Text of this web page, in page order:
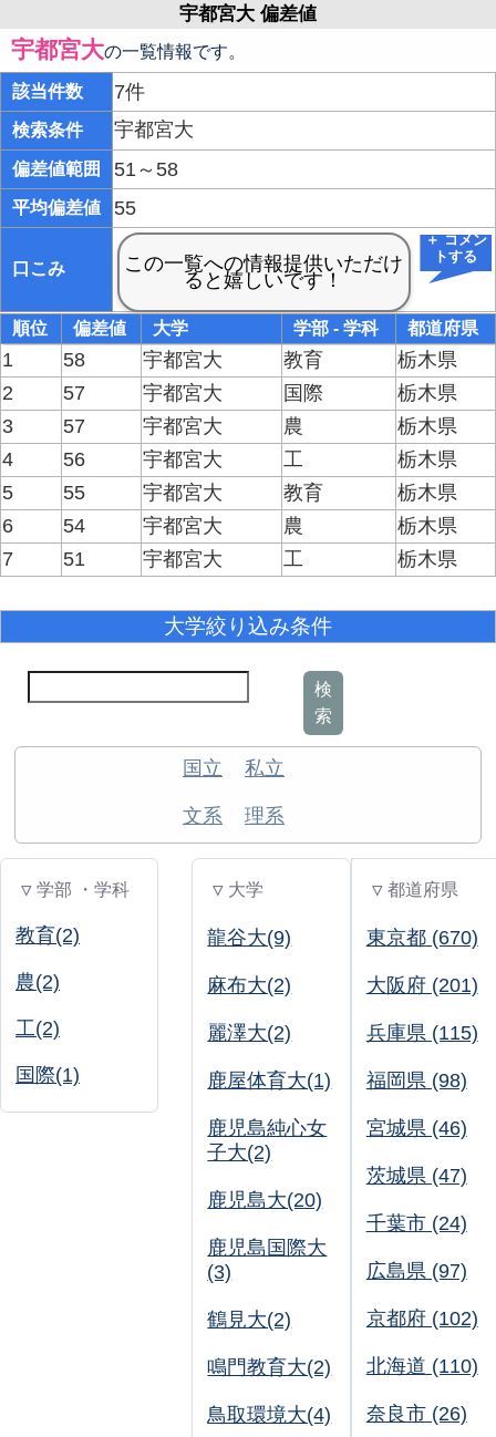
宇都宮大 偏差値
宇都宮大の一覧情報です。
該当件数 7件
検索条件 宇都宮大
偏差値範囲 51～58
平均偏差値 55
口こみ
＋ コメン
トする
順位 偏差値 大学 学部 - 学科 都道府県
1 58 宇都宮大 教育
栃木県
2
57 宇都宮大 国際
栃木県
3
57 宇都宮大 農
栃木県
4
56 宇都宮大 工
栃木県
5
55 宇都宮大 教育
栃木県
6
54 宇都宮大 農
栃木県
7
51 宇都宮大 工 栃木県
大学絞り込み条件
検
索
国立 私立
文系 理系
▽ 学部 ・学科
教育(2)
農(2)
工(2)
国際(1)
▽ 大学
龍谷大(9)
麻布大(2)
麗澤大(2)
鹿屋体育大(1)
鹿児島純心女
子大(2)
鹿児島大(20)
鹿児島国際大
(3)
鶴見大(2)
鳴門教育大(2)
鳥取環境大(4)
▽ 都道府県
東京都 (670)
大阪府 (201)
兵庫県 (115)
福岡県 (98)
宮城県 (46)
茨城県 (47)
千葉市 (24)
広島県 (97)
京都府 (102)
北海道 (110)
奈良市 (26)